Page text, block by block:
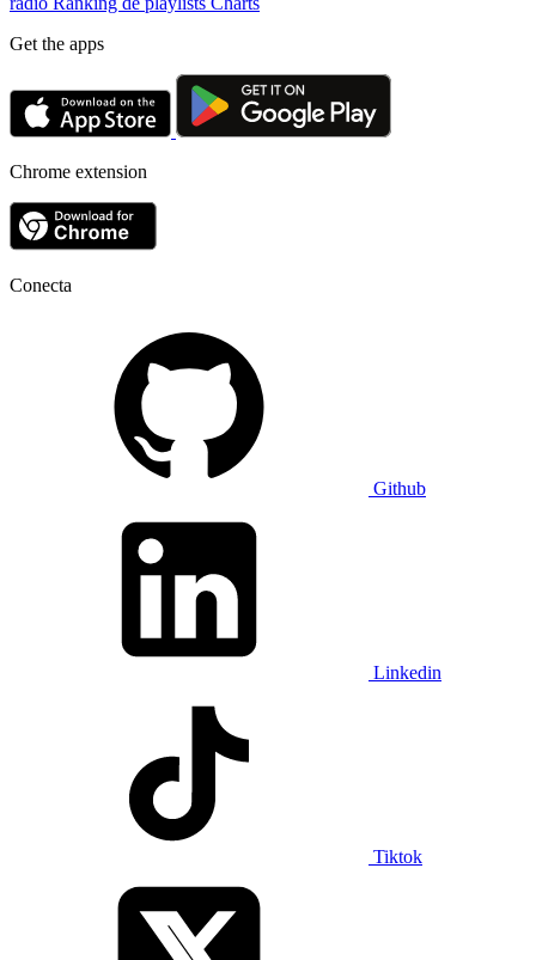
Get the apps
Chrome extension
Conecta
Github
Linkedin
Tiktok